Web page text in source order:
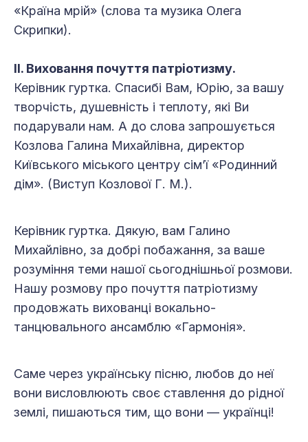
«Країна мрій» (слова та музика Олега
Скрипки).
ІІ. Виховання почуття патріотизму.
Керівник гуртка. Спасибі Вам, Юрію, за вашу
творчість, душевність і теплоту, які Ви
подарували нам. А до слова запрошується
Козлова Галина Михайлівна, директор
Київського міського центру сім’ї «Родинний
дім». (Виступ Козлової Г. М.).
Керівник гуртка. Дякую, вам Галино
Михайлівно, за добрі побажання, за ваше
розуміння теми нашої сьогоднішньої розмови.
Нашу розмову про почуття патріотизму
продовжать вихованці вокально-
танцювального ансамблю «Гармонія».
Саме через українську пісню, любов до неї
вони висловлюють своє ставлення до рідної
землі, пишаються тим, що вони — українці!